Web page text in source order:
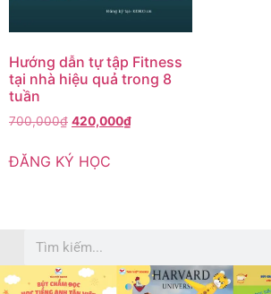
Hướng dẫn tự tập Fitness
tại nhà hiệu quả trong 8
tuần
700,000₫ 420,000₫
ĐĂNG KÝ HỌC